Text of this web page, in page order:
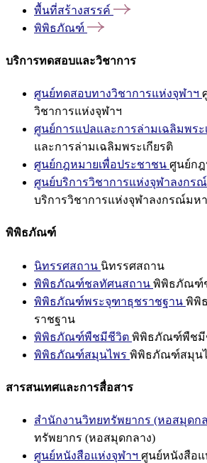
พื้นที่สร้างสรรค์
พิพิธภัณฑ์
บริการทดสอบและวิชาการ
ศูนย์ทดสอบทางวิชาการแห่งจุฬาฯ
วิชาการแห่งจุฬาฯ
ศูนย์การแปลและการล่ามเฉลิมพระ
และการล่ามเฉลิมพระเกียรติ
ศูนย์กฎหมายเพื่อประชาชน ศูนย์กฎ
ศูนย์บริการวิชาการแห่งจุฬาลงกร
บริการวิชาการแห่งจุฬาลงกรณ์มห
พิพิธภัณฑ์
นิทรรศสถาน นิทรรศสถาน
พิพิธภัณฑ์ชลทัศนสถาน พิพิธภัณฑ์
พิพิธภัณฑ์พระจุฑาธุชราชฐาน พิพิ
ราชฐาน
พิพิธภัณฑ์พืชมีชีวิต พิพิธภัณฑ์พืชมี
พิพิธภัณฑ์สมุนไพร พิพิธภัณฑ์สมุน
สารสนเทศและการสื่อสาร
สำนักงานวิทยทรัพยากร (หอสมุดก
ทรัพยากร (หอสมุดกลาง)
ศูนย์หนังสือแห่งจุฬาฯ ศูนย์หนังสือแ